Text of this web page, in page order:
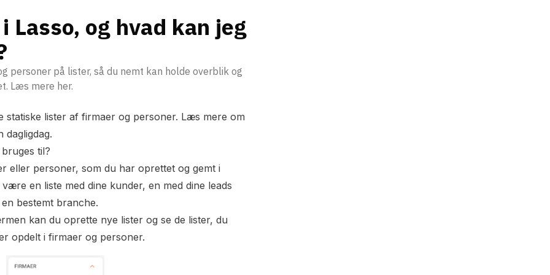
Lasso, og hvad kan jeg
personer på lister, så du nemt kan holde overblik og
Læs mere her.
statiske lister af firmaer og personer. Læs mere om
dagligdag.
til?
eller personer, som du har oprettet og gemt i
en liste med dine kunder, en med dine leads
bestemt branche.
kan du oprette nye lister og se de lister, du
opdelt i firmaer og personer.